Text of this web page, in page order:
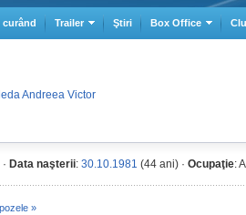
curând Trailer Ştiri Box Office
Andreea Victor
Data naşterii: 30.10.1981 (44 ani) · Ocupaţie:
»